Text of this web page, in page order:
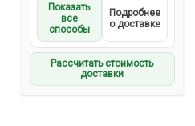
Показать
все
способы
Подробнее
о доставке
Рассчитать стоимость
доставки